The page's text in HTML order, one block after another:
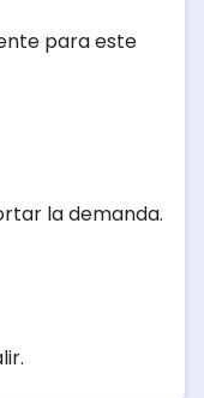
para este
la demanda.